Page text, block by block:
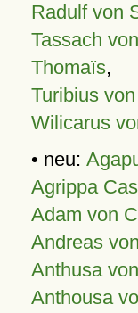
Radulf von
Tassach
Thomaïs,
Turibius
Wilicarus
• neu:
Agrippa
Adam von
Andreas
Anthusa
Anthousa